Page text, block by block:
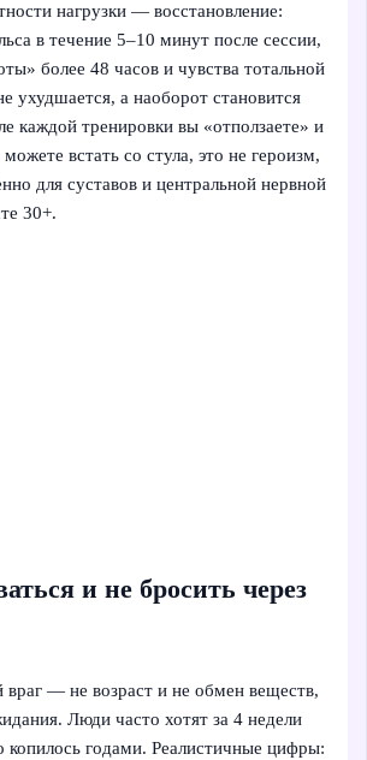
нагрузки — восстановление:
в течение 5–10 минут после сессии,
более 48 часов и чувства тотальной
ухудшается, а наоборот становится
каждой тренировки вы «отползаете» и
встать со стула, это не героизм,
для суставов и центральной нервной
30+.
и не бросить через
враг — не возраст и не обмен веществ,
Люди часто хотят за 4 недели
копилось годами. Реалистичные цифры: